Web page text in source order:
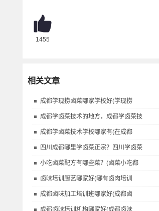
1455
相关文章
成都学现捞卤菜哪家学校好(学现捞
成都学卤菜技术的地方，成都学卤菜技
成都学卤菜技术学校哪家有(在成都
四川成都哪里学卤菜正宗？四川学卤菜
小吃卤菜配方有哪些菜？(卤菜小吃都
卤味培训厨艺哪家好(哪有卤肉培训
成都卤味加工培训班哪家好(成都卤
成都卤味培训机构哪家好(成都卤味